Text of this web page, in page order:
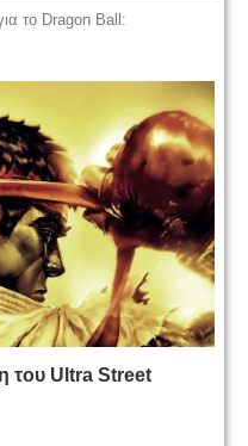
το Dragon Ball:
του Ultra Street